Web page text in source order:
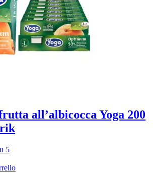
all’albicocca Yoga 200
5